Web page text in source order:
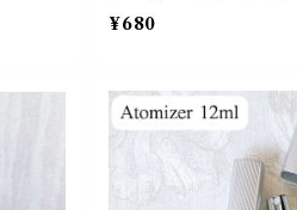
香
コン
瓶 手
ト ギフ
柱 ホワイト ゴールド ガ
詰替 容器 空容器 高級
マ エッセンシャルオイル
手作り クラフト キャリ
レゼント シンプル かわ
¥680